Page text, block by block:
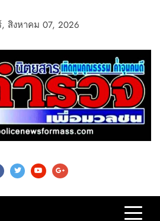
สิงหาคม 07, 2026
News For